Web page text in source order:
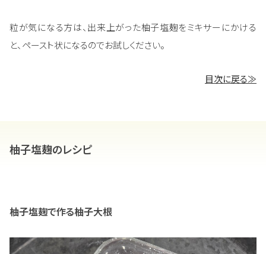
粒が気になる方は、出来上がった柚子塩麹をミキサーにかける
と、ペースト状になるのでお試しください。
目次に戻る≫
柚子塩麹のレシピ
柚子塩麹で作る柚子大根